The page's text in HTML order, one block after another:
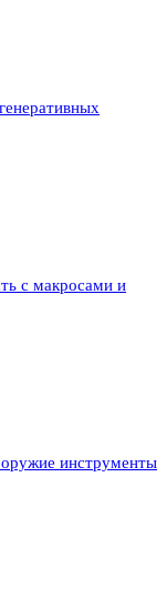
с макросами и
инструменты